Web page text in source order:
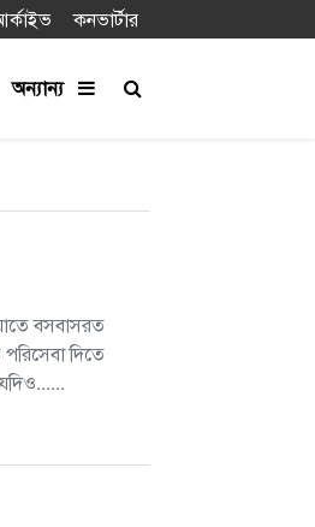
কনভার্টার
অন্যান্য
বসবাসরত
দিতে